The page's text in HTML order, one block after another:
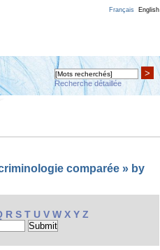
Français English
>
Recherche détaillée
comparée » by
R S T U V W X Y Z